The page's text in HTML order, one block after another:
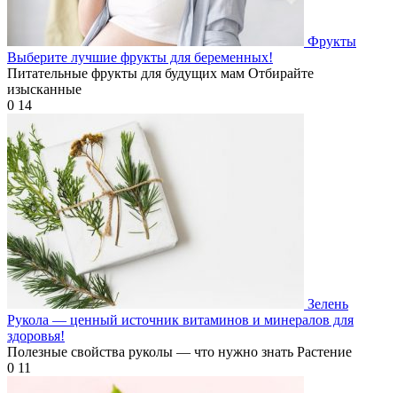
Фрукты
Выберите лучшие фрукты для беременных!
Питательные фрукты для будущих мам Отбирайте
изысканные
0 14
Зелень
Рукола — ценный источник витаминов и минералов для
здоровья!
Полезные свойства руколы — что нужно знать Растение
0 11